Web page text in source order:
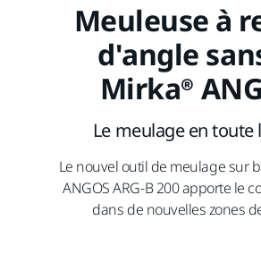
Meuleuse à
d'angle
Mirka®
Le meulage en toute
Le nouvel outil de meulage sur
ANGOS ARG-B 200 apporte le
dans de nouvelles zones